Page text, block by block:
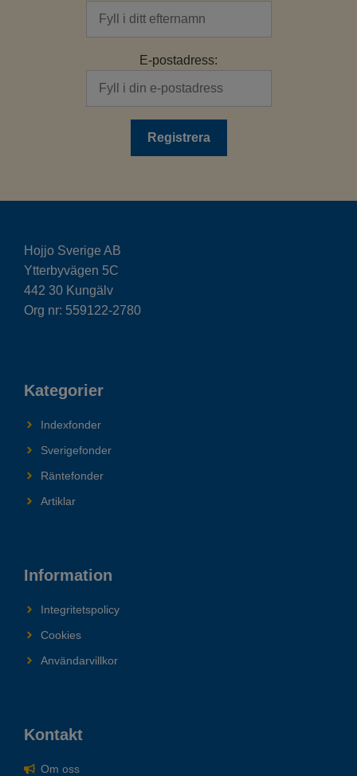
E-postadress:
Hojjo Sverige AB
Ytterbyvägen 5C
442 30 Kungälv
Org nr: 559122-2780
Kategorier
Indexfonder
Sverigefonder
Räntefonder
Artiklar
Information
Integritetspolicy
Cookies
Användarvillkor
Kontakt
Om oss